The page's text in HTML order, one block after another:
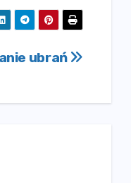
ubrań